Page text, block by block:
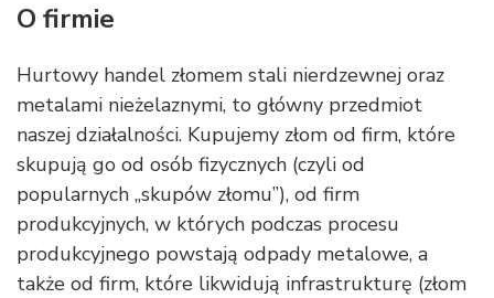
O firmie
Hurtowy handel złomem stali nierdzewnej oraz
metalami nieżelaznymi, to główny przedmiot
naszej działalności. Kupujemy złom od firm, które
skupują go od osób fizycznych (czyli od
popularnych „skupów złomu”), od firm
produkcyjnych, w których podczas procesu
produkcyjnego powstają odpady metalowe, a
także od firm, które likwidują infrastrukturę (złom